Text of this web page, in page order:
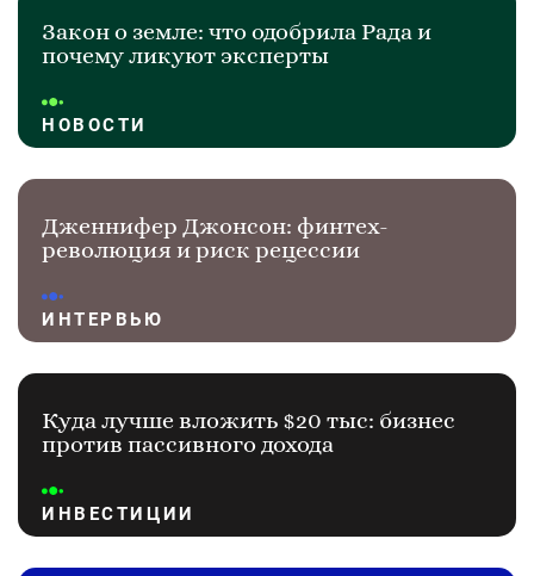
Закон о земле: что одобрила Рада и
почему ликуют эксперты
НОВОСТИ
Дженнифер Джонсон: финтех-
революция и риск рецессии
ИНТЕРВЬЮ
Куда лучше вложить $20 тыс: бизнес
против пассивного дохода
ИНВЕСТИЦИИ